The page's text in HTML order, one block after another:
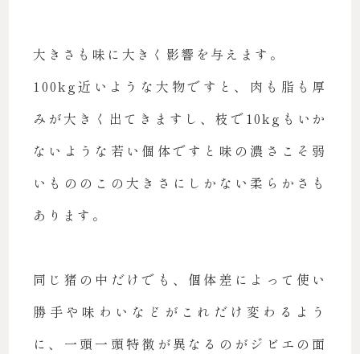
大きさも味に大きく影響を与えます。
100kg近いような大物ですと、肉も脂も厚
みが大きく出てきますし、枝で10kgもいか
ないような若い個体ですと味の濃さこそ弱
いもののこの大きさにしかない柔らかさも
あります。
同じ猪の中だけでも、個体差によって使い
勝手や味わいなどがこれだけ変わるよう
に、一頭一頭特徴が異なるのがジビエの面